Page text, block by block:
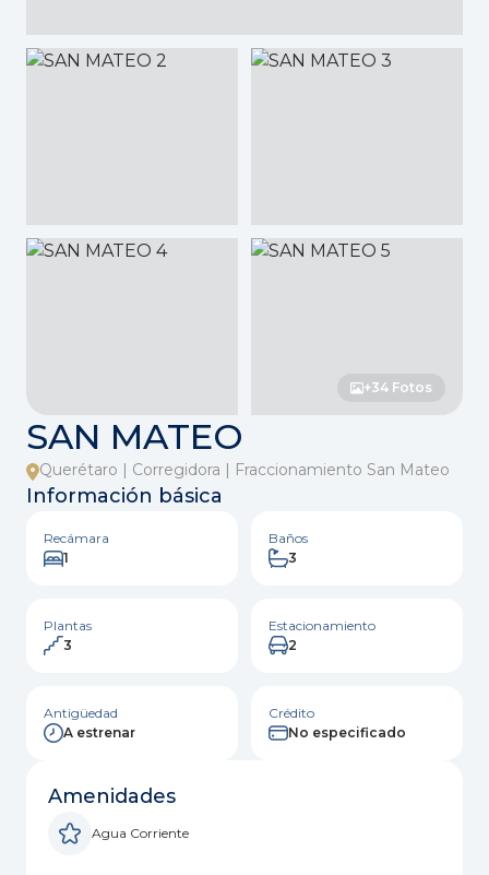
+34 Fotos
SAN MATEO
Querétaro | Corregidora | Fraccionamiento San Mateo
Información básica
Recámara
1
Baños
3
Plantas
3
Estacionamiento
2
Antigüedad
A estrenar
Crédito
No especificado
Amenidades
Agua Corriente